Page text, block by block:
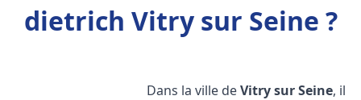
dietrich Vitry sur Seine ?
Dans la ville deVitry sur Seine, il